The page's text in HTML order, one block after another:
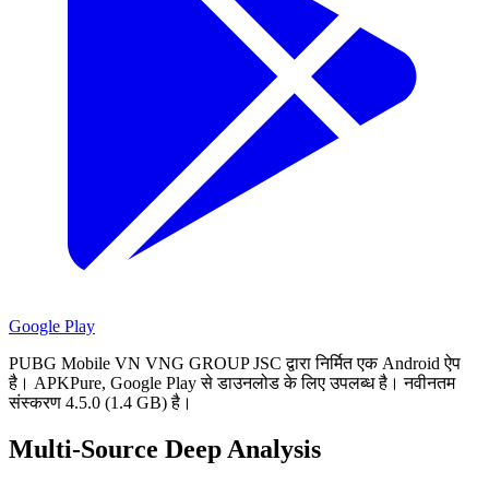
Google Play
PUBG Mobile VN VNG GROUP JSC द्वारा निर्मित एक Android ऐप
है। APKPure, Google Play से डाउनलोड के लिए उपलब्ध है। नवीनतम
संस्करण 4.5.0 (1.4 GB) है।
Multi-Source Deep Analysis